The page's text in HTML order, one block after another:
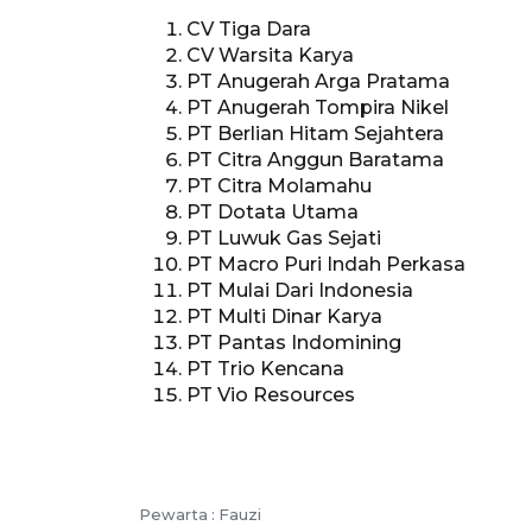
CV Tiga Dara
CV Warsita Karya
PT Anugerah Arga Pratama
PT Anugerah Tompira Nikel
PT Berlian Hitam Sejahtera
PT Citra Anggun Baratama
PT Citra Molamahu
PT Dotata Utama
PT Luwuk Gas Sejati
PT Macro Puri Indah Perkasa
PT Mulai Dari Indonesia
PT Multi Dinar Karya
PT Pantas Indomining
PT Trio Kencana
PT Vio Resources
Pewarta : Fauzi